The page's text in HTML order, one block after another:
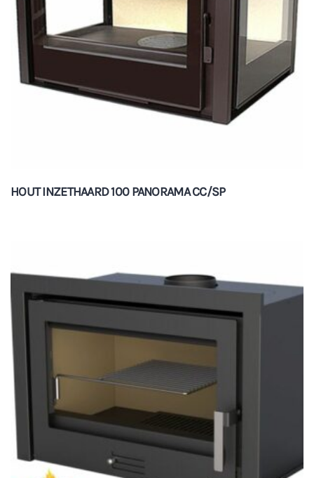
HOUT INZETHAARD 100 PANORAMA CC/SP